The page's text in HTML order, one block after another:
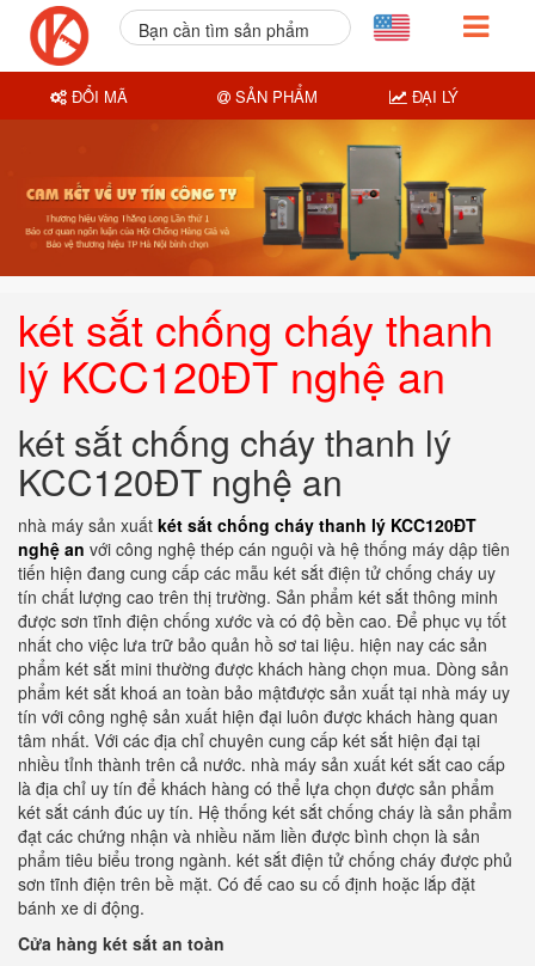
két sắt chống cháy thanh
lý KCC120ĐT nghệ an
két sắt chống cháy thanh lý
KCC120ĐT nghệ an
nhà máy sản xuất két sắt chống cháy thanh lý KCC120ĐT
nghệ an với công nghệ thép cán nguội và hệ thống máy dập tiên
tiến hiện đang cung cấp các mẫu két sắt điện tử chống cháy uy
tín chất lượng cao trên thị trường. Sản phẩm két sắt thông minh
được sơn tĩnh điện chống xước và có độ bền cao. Để phục vụ tốt
nhất cho việc lưa trữ bảo quản hồ sơ tai liệu. hiện nay các sản
phẩm két sắt mini thường được khách hàng chọn mua. Dòng sản
phẩm két sắt khoá an toàn bảo mậtđược sản xuất tại nhà máy uy
tín với công nghệ sản xuất hiện đại luôn được khách hàng quan
tâm nhất. Với các địa chỉ chuyên cung cấp két sắt hiện đại tại
nhiều tỉnh thành trên cả nước. nhà máy sản xuất két sắt cao cấp
là địa chỉ uy tín để khách hàng có thể lựa chọn được sản phẩm
két sắt cánh đúc uy tín. Hệ thống két sắt chống cháy là sản phẩm
đạt các chứng nhận và nhiều năm liền được bình chọn là sản
phẩm tiêu biểu trong ngành. két sắt điện tử chống cháy được phủ
sơn tĩnh điện trên bề mặt. Có đế cao su cố định hoặc lắp đặt
bánh xe di động.
Cửa hàng két sắt an toàn
Bạn cần tìm sản phẩm
ĐỔI MÃ SẢN PHẨM ĐẠI LÝ